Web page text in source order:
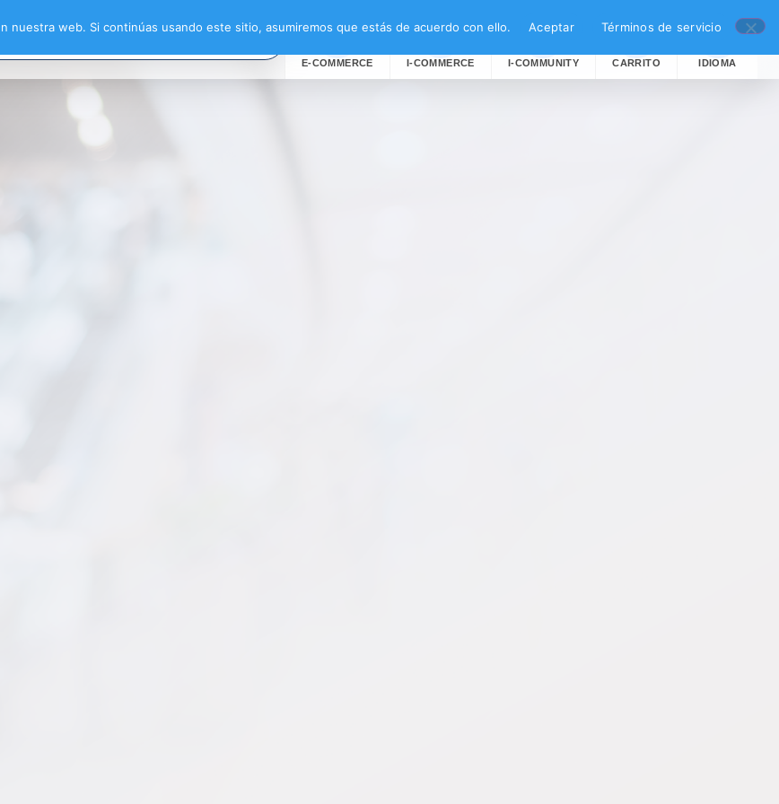
E-COMMERCE I-COMMERCE I-COMMUNITY CARRITO IDIOMA
nuestra web. Si continúas usando este sitio, asumiremos que estás de acuerdo con ello. Aceptar Términos de servicio